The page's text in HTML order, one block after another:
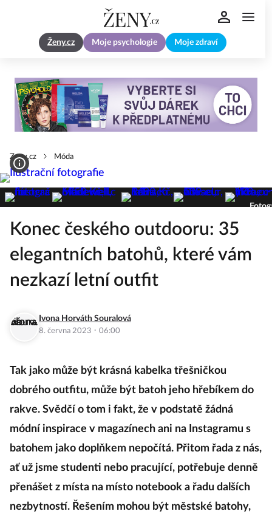
Ženy.cz Moje psychologie Moje zdraví
Zeny.cz Móda
Konec českého outdooru: 35
elegantních batohů, které vám
nezkazí letní outfit
Ivona Horváth Souralová
8. června 2023 · 06:00
Tak jako může být krásná kabelka třešničkou
dobrého outfitu, může být batoh jeho hřebíkem do
rakve. Svědčí o tom i fakt, že v podstatě žádná
módní inspirace v magazínech ani na Instagramu s
batohem jako doplňkem nepočítá. Přitom řada z nás,
ať už jsme studenti nebo pracující, potřebuje denně
přenášet z místa na místo notebook a řadu dalších
nezbytností. Řešením mohou být městské batohy,